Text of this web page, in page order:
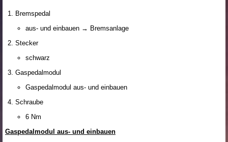
Bremspedal
aus- und einbauen → Bremsanlage
Stecker
schwarz
Gaspedalmodul
Gaspedalmodul aus- und einbauen
Schraube
6 Nm
Gaspedalmodul aus- und einbauen